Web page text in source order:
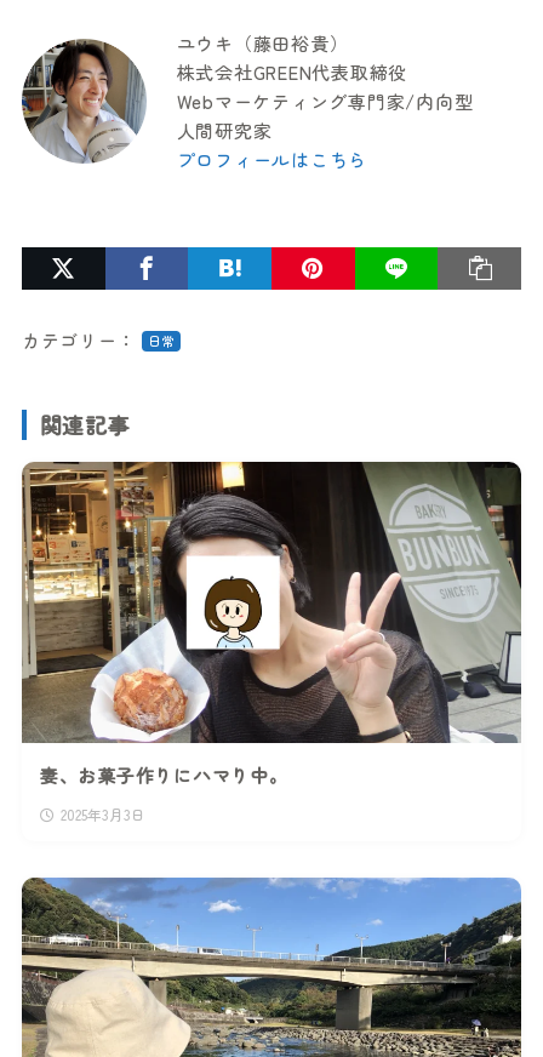
ユウキ（藤田裕貴）
株式会社GREEN代表取締役
Webマーケティング専門家/内向型
人間研究家
プロフィールはこちら
カテゴリー： 日常
関連記事
妻、お菓子作りにハマり中。
2025年3月3日